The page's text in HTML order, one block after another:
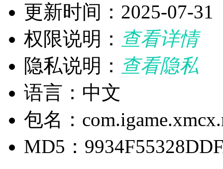
更新时间：2025-07-31
权限说明： 查看详情
隐私说明： 查看隐私
语言：中文
包名：
MD5：